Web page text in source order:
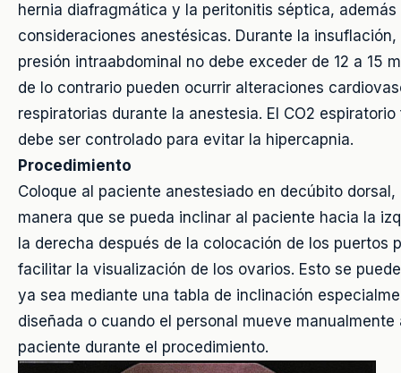
hernia diafragmática y la peritonitis séptica, además
consideraciones anestésicas. Durante la insuflación,
presión intraabdominal no debe exceder de 12 a 15
de lo contrario pueden ocurrir alteraciones
respiratorias durante la anestesia. El CO2 espiratorio
debe ser controlado para evitar la hipercapnia.
Procedimiento
Coloque al paciente anestesiado en decúbito dorsal,
manera que se pueda inclinar al paciente hacia la
la derecha después de la colocación de los puertos
facilitar la visualización de los ovarios. Esto se
ya sea mediante una tabla de inclinación
diseñada o cuando el personal mueve manualmente
paciente durante el procedimiento.